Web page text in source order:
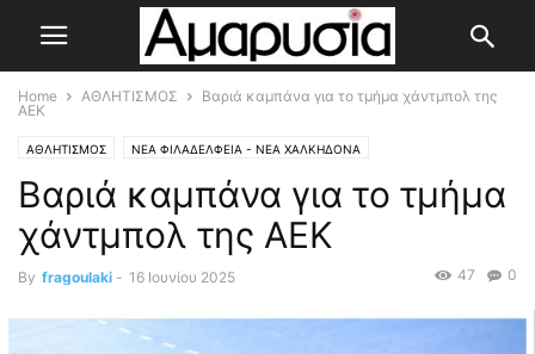
Home ΑΘΛΗΤΙΣΜΟΣ
Βαριά καμπάνα για το τμήμα χάντμπολ της
ΑΕΚ
ΑΘΛΗΤΙΣΜΟΣ ΝΕΑ ΦΙΛΑΔΕΛΦΕΙΑ - ΝΕΑ ΧΑΛΚΗΔΟΝΑ
Βαριά καμπάνα για το τμήμα
χάντμπολ της ΑΕΚ
By fragoulaki - 16 Ιουνίου 2025 0
47